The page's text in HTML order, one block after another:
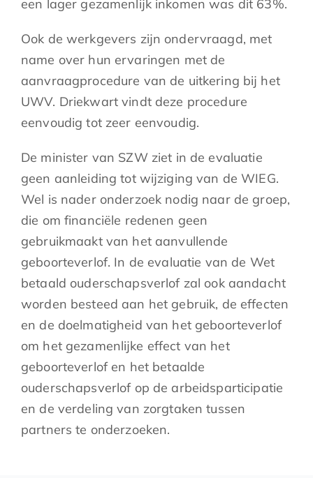
een lager gezamenlijk inkomen was dit 63%.
Ook de werkgevers zijn ondervraagd, met
name over hun ervaringen met de
aanvraagprocedure van de uitkering bij het
UWV. Driekwart vindt deze procedure
eenvoudig tot zeer eenvoudig.
De minister van SZW ziet in de evaluatie
geen aanleiding tot wijziging van de WIEG.
Wel is nader onderzoek nodig naar de groep,
die om financiële redenen geen
gebruikmaakt van het aanvullende
geboorteverlof. In de evaluatie van de Wet
betaald ouderschapsverlof zal ook aandacht
worden besteed aan het gebruik, de effecten
en de doelmatigheid van het geboorteverlof
om het gezamenlijke effect van het
geboorteverlof en het betaalde
ouderschapsverlof op de arbeidsparticipatie
en de verdeling van zorgtaken tussen
partners te onderzoeken.